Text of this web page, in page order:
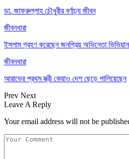
ডা. জাফরুল্লাহ চৌধুরীর বর্ণাঢ্য জীবন
জীবনধারা
ইসলাম গ্রহণ করেছেন জনপ্রিয় অভিনেতা ভিভিয়ান
জীবনধারা
আরাভের প্রথম স্ত্রী কেয়াও দেশ ছেড়ে পালিয়েছেন
Prev Next
Leave A Reply
Your email address will not be